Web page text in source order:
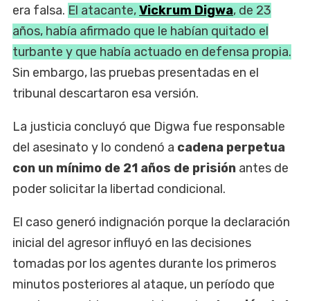
era falsa. El atacante,Vickrum Digwa, de 23
años, había afirmado que le habían quitado el
turbante y que había actuado en defensa propia.
Sin embargo, las pruebas presentadas en el
tribunal descartaron esa versión.
La justicia concluyó que Digwa fue responsable
del asesinato y lo condenó a cadena perpetua
con un mínimo de 21 años de prisión antes de
poder solicitar la libertad condicional.
El caso generó indignación porque la declaración
inicial del agresor influyó en las decisiones
tomadas por los agentes durante los primeros
minutos posteriores al ataque, un período que